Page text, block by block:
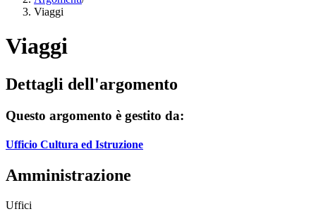
Viaggi
Viaggi
Dettagli dell'argomento
Questo argomento è gestito da:
Ufficio Cultura ed Istruzione
Amministrazione
Uffici